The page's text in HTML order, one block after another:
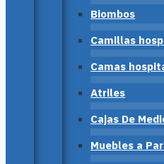
Biombos
Camillas
Camas
Atriles
Cajas De
Muebles a